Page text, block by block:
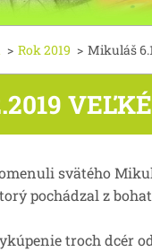
> Rok 2019 > Mikuláš
svätého
pochádzal z
troch dcér